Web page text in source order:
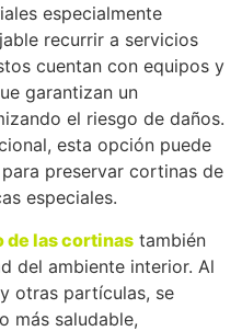
especialmente
recurrir a servicios
cuentan con equipos y
garantizan un
el riesgo de daños.
esta opción puede
preservar cortinas de
especiales.
de las cortinas también
del ambiente interior. Al
otras partículas, se
más saludable,